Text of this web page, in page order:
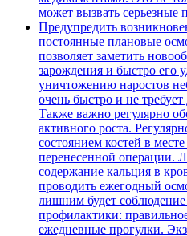
может вызвать серьезные
Предупредить
постоянные плановые
позволяет заметить
зарождения и быстро его
уничтожению наростов
очень быстро и не
Также важно регулярно
активного роста.
состоянием костей в
перенесенной операции.
содержание кальция в
проводить ежегодный
лишним будет
профилактики:
ежедневные прогулки.